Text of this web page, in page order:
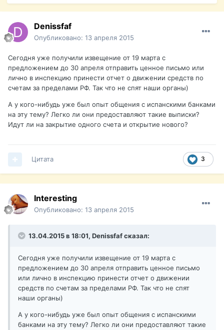
Denissfaf
Опубликовано: 13 апреля 2015
Сегодня уже получили извещение от 19 марта с
предложением до 30 апреля отправить ценное письмо или
лично в инспекцию принести отчет о движении средств по
счетам за пределами РФ. Так что не спят наши органы)
А у кого-нибудь уже был опыт общения с испанскими банками
на эту тему? Легко ли они предоставляют такие выписки?
Идут ли на закрытие одного счета и открытие нового?
3
Цитата
Interesting
Опубликовано: 13 апреля 2015
13.04.2015 в 18:01, Denissfaf сказал:
Сегодня уже получили извещение от 19 марта с
предложением до 30 апреля отправить ценное письмо
или лично в инспекцию принести отчет о движении
средств по счетам за пределами РФ. Так что не спят
наши органы)
А у кого-нибудь уже был опыт общения с испанскими
банками на эту тему? Легко ли они предоставляют такие